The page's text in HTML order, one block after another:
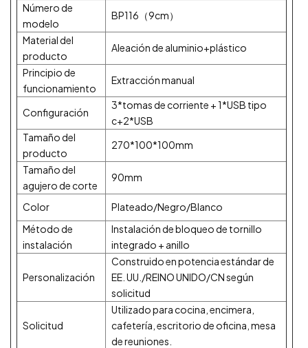
Número de
modelo
BP116（9cm）
Material del
producto
Aleación de aluminio+plástico
Principio de
funcionamiento
Extracción manual
Configuración
3*tomas de corriente + 1*USB tipo
c+2*USB
Tamaño del
producto
270*100*100mm
Tamaño del
agujero de corte
90mm
Color
Plateado/Negro/Blanco
Método de
instalación
Instalación de bloqueo de tornillo
integrado + anillo
Personalización
Construido en potencia estándar de
EE. UU./REINO UNIDO/CN según
solicitud
Solicitud
Utilizado para cocina, encimera,
cafetería, escritorio de oficina, mesa
de reuniones.